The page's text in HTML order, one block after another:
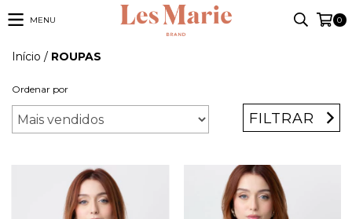
MENU 0
Início / ROUPAS
Ordenar por
FILTRAR